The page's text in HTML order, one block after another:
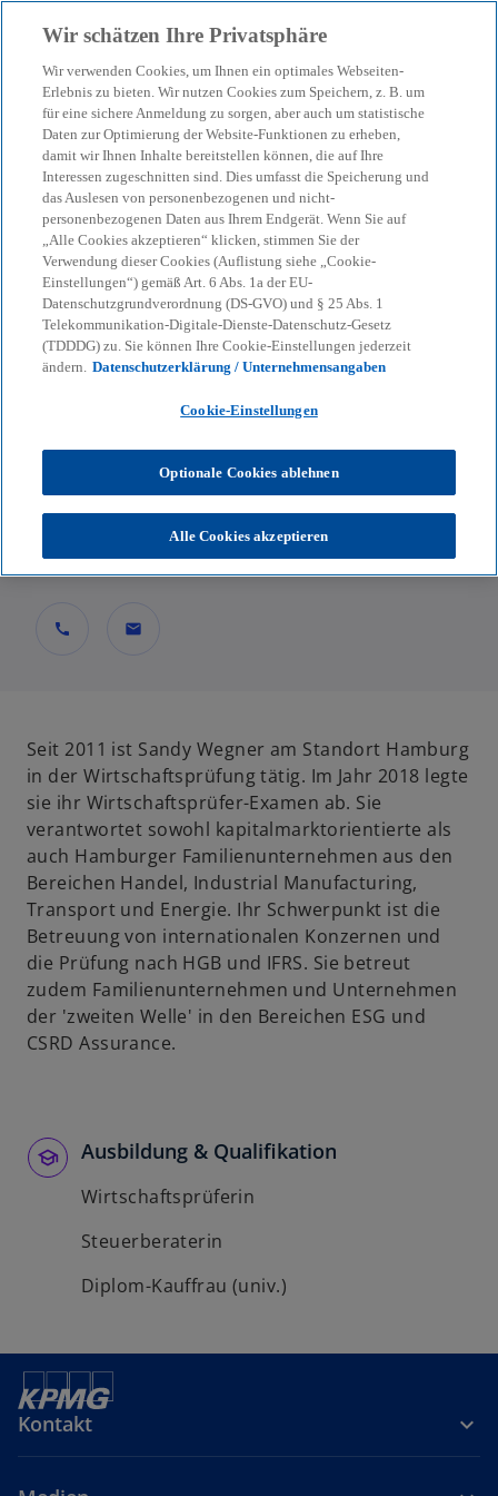
menu search
Sandy Wegner
Partnerin, Audit
KPMG AG Wirtschaftsprüfungsgesellschaft
call mail
Seit 2011 ist Sandy Wegner am Standort Hamburg
in der Wirtschaftsprüfung tätig. Im Jahr 2018 legte
sie ihr Wirtschaftsprüfer-Examen ab. Sie
verantwortet sowohl kapitalmarktorientierte als
auch Hamburger Familienunternehmen aus den
Bereichen Handel, Industrial Manufacturing,
Transport und Energie. Ihr Schwerpunkt ist die
Betreuung von internationalen Konzernen und
die Prüfung nach HGB und IFRS. Sie betreut
zudem Familienunternehmen und Unternehmen
der 'zweiten Welle' in den Bereichen ESG und
CSRD Assurance.
Ausbildung & Qualifikation
Wirtschaftsprüferin
Steuerberaterin
Diplom-Kauffrau (univ.)
Kontakt
Wir schätzen Ihre Privatsphäre
Wir verwenden Cookies, um Ihnen ein optimales Webseiten-
Erlebnis zu bieten. Wir nutzen Cookies zum Speichern, z. B. um
für eine sichere Anmeldung zu sorgen, aber auch um statistische
Daten zur Optimierung der Website-Funktionen zu erheben,
damit wir Ihnen Inhalte bereitstellen können, die auf Ihre
Interessen zugeschnitten sind. Dies umfasst die Speicherung und
das Auslesen von personenbezogenen und nicht-
personenbezogenen Daten aus Ihrem Endgerät. Wenn Sie auf
„Alle Cookies akzeptieren“ klicken, stimmen Sie der
Verwendung dieser Cookies (Auflistung siehe „Cookie-
Einstellungen“) gemäß Art. 6 Abs. 1a der EU-
Datenschutzgrundverordnung (DS-GVO) und § 25 Abs. 1
Telekommunikation-Digitale-Dienste-Datenschutz-Gesetz
(TDDDG) zu. Sie können Ihre Cookie-Einstellungen jederzeit
ändern. Datenschutzerklärung / Unternehmensangaben
Cookie-Einstellungen
Optionale Cookies ablehnen
Alle Cookies akzeptieren